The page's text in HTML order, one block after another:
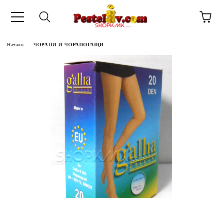
Начало ЧОРАПИ И ЧОРАПОГАЩИ